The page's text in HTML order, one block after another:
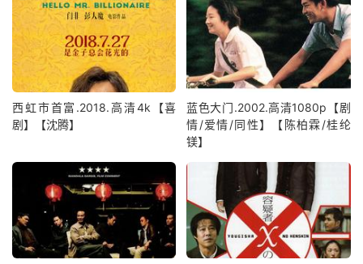
西虹市首富.2018.高清4k【喜
剧】【沈腾】
蓝色大门.2002.高清1080p【剧
情/爱情/同性】【陈柏霖/桂纶
镁】